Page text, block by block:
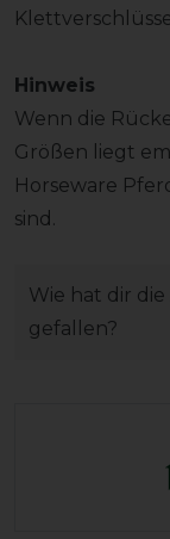
Hinweis
Wenn die
Größen liegt
Horseware
sind.
Wie hat dir
gefallen?